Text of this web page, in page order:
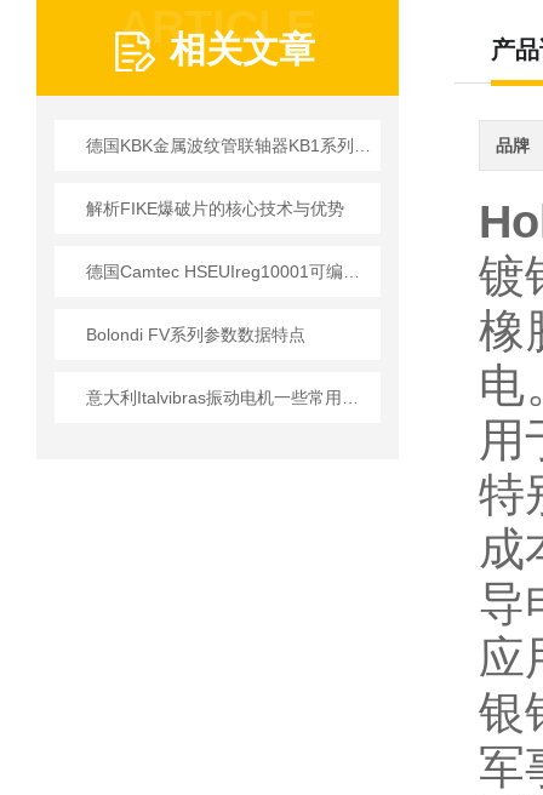
ARTICLE
相关文章
解析FIKE爆破片的核心技术与优势
Bolondi FV系列参数数据特点
产
品牌
镀
橡
电
用
特
成
导
应
银
军